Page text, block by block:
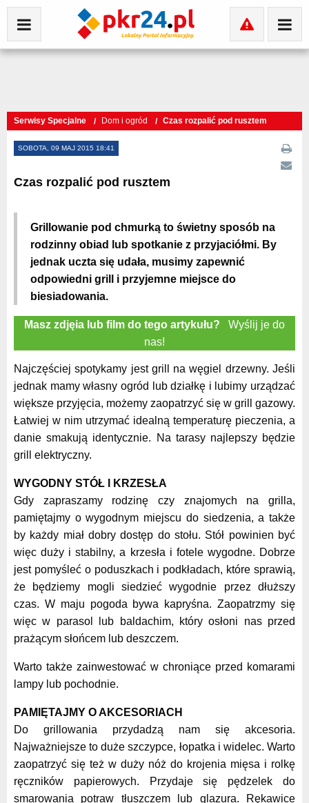
Serwisy Specjalne Dom i ogród Czas rozpalić pod rusztem
SOBOTA, 09 MAJ 2015 18:41
Czas rozpalić pod rusztem
Grillowanie pod chmurką to świetny sposób na
rodzinny obiad lub spotkanie z przyjaciółmi. By
jednak uczta się udała, musimy zapewnić
odpowiedni grill i przyjemne miejsce do
biesiadowania.
Masz zdjęia lub film do tego artykułu? Wyślij je do
nas!
Najczęściej spotykamy jest grill na węgiel drzewny. Jeśli
jednak mamy własny ogród lub działkę i lubimy urządzać
większe przyjęcia, możemy zaopatrzyć się w grill gazowy.
Łatwiej w nim utrzymać idealną temperaturę pieczenia, a
danie smakują identycznie. Na tarasy najlepszy będzie
grill elektryczny.
WYGODNY STÓŁ I KRZESŁA
Gdy zapraszamy rodzinę czy znajomych na grilla,
pamiętajmy o wygodnym miejscu do siedzenia, a także
by każdy miał dobry dostęp do stołu. Stół powinien być
więc duży i stabilny, a krzesła i fotele wygodne. Dobrze
jest pomyśleć o poduszkach i podkładach, które sprawią,
że będziemy mogli siedzieć wygodnie przez dłuższy
czas. W maju pogoda bywa kapryśna. Zaopatrzmy się
więc w parasol lub baldachim, który osłoni nas przed
prażącym słońcem lub deszczem.
Warto także zainwestować w chroniące przed komarami
lampy lub pochodnie.
PAMIĘTAJMY O AKCESORIACH
Do grillowania przydadzą nam się akcesoria.
Najważniejsze to duże szczypce, łopatka i widelec. Warto
zaopatrzyć się też w duży nóż do krojenia mięsa i rolkę
ręczników papierowych. Przydaje się pędzelek do
smarowania potraw tłuszczem lub glazura. Rękawice